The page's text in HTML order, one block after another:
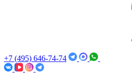
+7 (495) 646-74-74